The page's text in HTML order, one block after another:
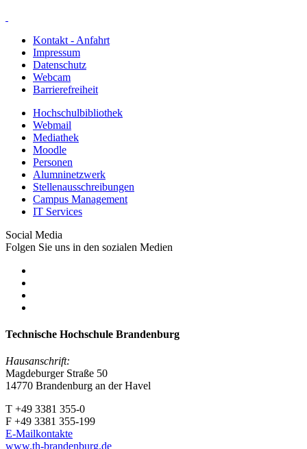
Kontakt - Anfahrt
Impressum
Datenschutz
Webcam
Barrierefreiheit
Hochschulbibliothek
Webmail
Mediathek
Moodle
Personen
Alumninetzwerk
Stellenausschreibungen
Campus Management
IT Services
Social Media
Folgen Sie uns in den sozialen Medien
Technische Hochschule Brandenburg
Hausanschrift:
Magdeburger Straße 50
14770 Brandenburg an der Havel
T +49 3381 355-0
F +49 3381 355-199
E-Mailkontakte
www.th-brandenburg.de